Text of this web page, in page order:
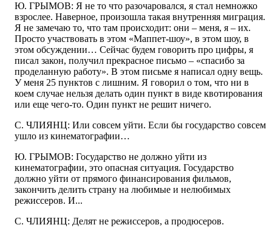
Ю. ГРЫМОВ: Я не то что разочаровался, я стал немножко
взрослее. Наверное, произошла такая внутренняя миграция.
Я не замечаю то, что там происходит: они – меня, я – их.
Просто участвовать в этом «Маппет-шоу», в этом шоу, в
этом обсуждении… Сейчас будем говорить про цифры, я
писал закон, получил прекрасное письмо – «спасибо за
проделанную работу». В этом письме я написал одну вещь.
У меня 25 пунктов с лишним. Я говорил о том, что ни в
коем случае нельзя делать один пункт в виде квотирования
или еще чего-то. Один пункт не решит ничего.
С. ЧЛИЯНЦ: Или совсем уйти. Если бы государство совсем
ушло из кинематографии…
Ю. ГРЫМОВ: Государство не должно уйти из
кинематографии, это опасная ситуация. Государство
должно уйти от прямого финансирования фильмов,
закончить делить страну на любимые и нелюбимых
режиссеров. И...
С. ЧЛИЯНЦ: Делят не режиссеров, а продюсеров.